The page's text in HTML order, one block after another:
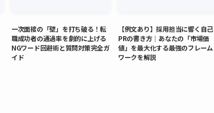
一次面接の「壁」を打ち破る！転
職成功者の通過率を劇的に上げる
NGワード回避術と質問対策完全ガ
イド
【例文あり】採用担当に響く自己
PRの書き方｜あなたの「市場価
値」を最大化する最強のフレーム
ワークを解説